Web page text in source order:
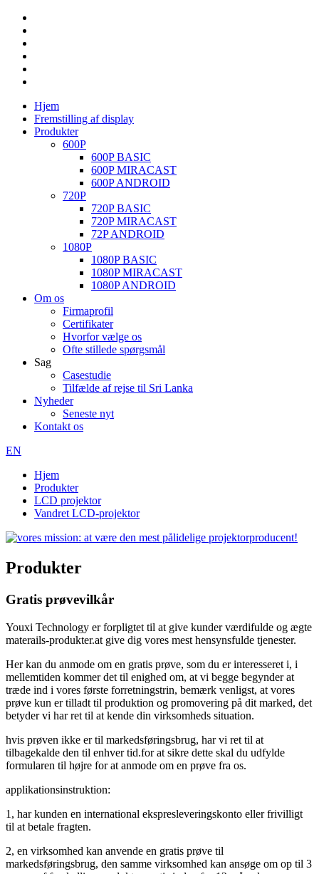
Hjem
Fremstilling af display
Produkter
600P
600P BASIC
600P MIRACAST
600P ANDROID
720P
720P BASIC
720P MIRACAST
72P ANDROID
1080P
1080P BASIC
1080P MIRACAST
1080P ANDROID
Om os
Firmaprofil
Certifikater
Hvorfor vælge os
Ofte stillede spørgsmål
Sag
Casestudie
Tilfælde af rejse til Sri Lanka
Nyheder
Seneste nyt
Kontakt os
EN
Hjem
Produkter
LCD projektor
Vandret LCD-projektor
Produkter
Gratis prøvevilkår
Youxi Technology er forpligtet til at give kunder værdifulde og ægte
materails-produkter.at give dig vores mest hensynsfulde tjenester.
Her kan du anmode om en gratis prøve, som du er interesseret i, i
mellemtiden kommer det til enighed om, at vi begge begynder at
træde ind i vores første forretningstrin, bemærk venligst, at vores
prøve kun er tilladt til produktion og promovering på dit marked, det
betyder vi har ret til at kende din virksomheds situation.
hvis prøven ikke er til markedsføringsbrug, har vi ret til at
tilbagekalde den til enhver tid.for at sikre dette skal du udfylde
formularen til højre for at anmode om en prøve fra os.
applikationsinstruktion:
1, har kunden en international ekspresleveringskonto eller frivilligt
til at betale fragten.
2, en virksomhed kan anvende en gratis prøve til
markedsføringsbrug, den samme virksomhed kan ansøge om op til 3